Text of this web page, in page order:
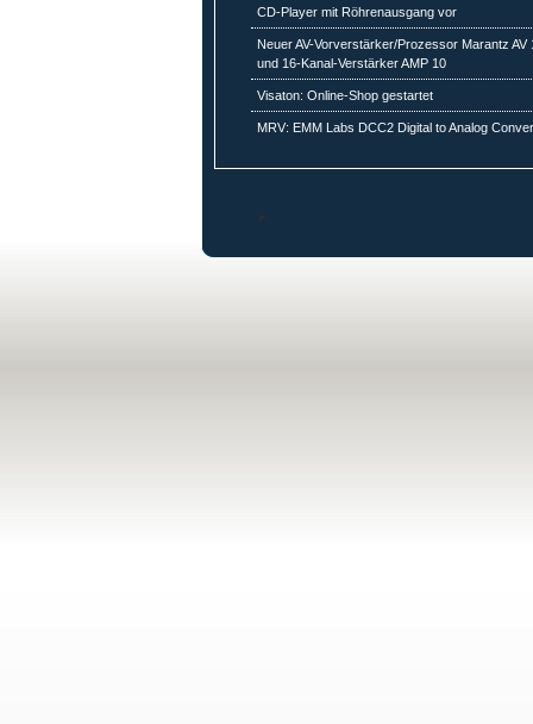
CD-Player mit Röhrenausgang vor
Neuer AV-Vorverstärker/Prozessor Marantz AV
und 16-Kanal-Verstärker AMP 10
Visaton: Online-Shop gestartet
MRV: EMM Labs DCC2 Digital to Analog